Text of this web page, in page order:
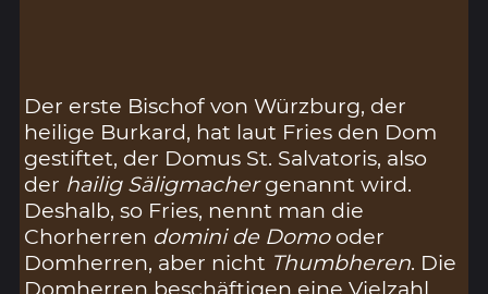
Der erste Bischof von Würzburg, der
heilige Burkard, hat laut Fries den Dom
gestiftet, der Domus St. Salvatoris, also
der hailig Säligmachergenannt wird.
Deshalb, so Fries, nennt man die
Chorherren domini de Domooder
Domherren, aber nicht Thumbheren. Die
Domherren beschäftigen eine Vielzahl